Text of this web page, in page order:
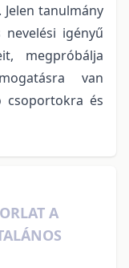
tanulmány
igényű
megpróbálja
van
csoportokra és
A